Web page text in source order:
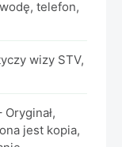
telefon,
wizy STV,
Oryginał,
jest kopia,